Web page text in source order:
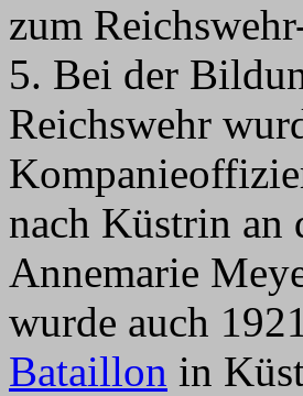
zum
5. Bei der
Reichswehr
nach Küstrin an
Annemarie
wurde auch
Bataillon in